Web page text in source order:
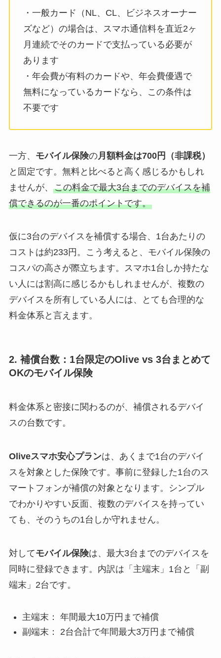
・一般カード（NL、CL、ビジネスオーナー
ズなど）の場合は、スマホ通信料を直近2ヶ
月連続でそのカードで支払っている必要が
あります
・年会費が有料のカードや、年会費優遇で
無料になっているカードなら、この条件は
不要です
一方、 モバイル保険の月額料金は700円（非課税）
と固定です。無料と比べると高く感じるかもしれ
ませんが、 この料金で最大3台までのデバイスを補
償できるのが一番のポイントです。
仮に3台のデバイスを補償する場合、1台あたりの
コストは約233円。こう考えると、モバイル保険の
コスパの高さが際立ちます。スマホ1台しか持たな
い人には割高に感じるかもしれませんが、複数の
デバイスを所有している人には、とても合理的な
料金体系と言えます。
2. 補償台数：1台限定のOlive vs 3台まとめて
OKのモバイル保険
料金体系と密接に関わるのが、補償されるデバイ
スの台数です。
Oliveスマホ安心プランは、あくまで1台のデバイ
スを対象とした保険です。事前に登録した1台のス
マートフォンが補償の対象となります。シンプル
でわかりやすい反面、複数のデバイスを持ってい
ても、そのうちの1台しか守れません。
対してモバイル保険は、最大3台までのデバイスを
同時に登録できます。内訳は「主端末」1台と「副
端末」2台です。
主端末： 年間最大10万円まで補償
副端末： 2台合計で年間最大3万円まで補償